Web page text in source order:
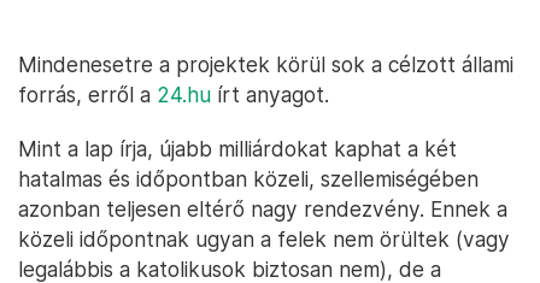
Mindenesetre a projektek körül sok a célzott állami
forrás, erről a 24.hu írt anyagot.
Mint a lap írja, újabb milliárdokat kaphat a két
hatalmas és időpontban közeli, szellemiségében
azonban teljesen eltérő nagy rendezvény. Ennek a
közeli időpontnak ugyan a felek nem örültek (vagy
legalábbis a katolikusok biztosan nem), de a